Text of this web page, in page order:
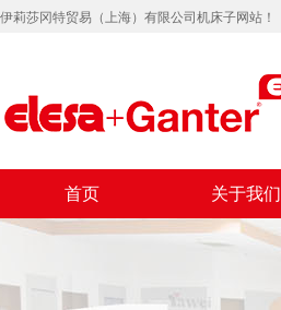
伊莉莎冈特贸易（上海）有限公司机床子网站！
首页 关于我们